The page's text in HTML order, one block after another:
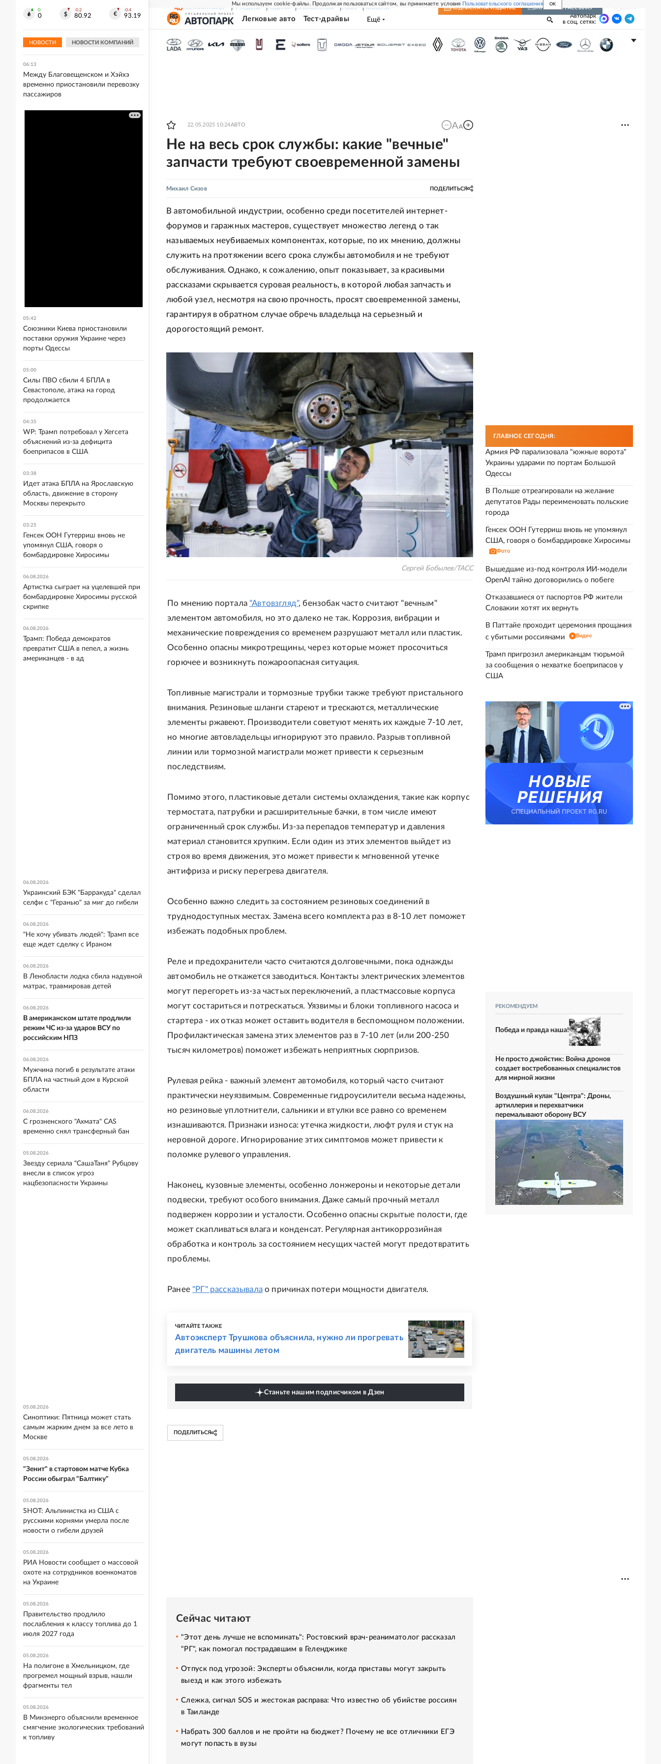
Мы используем cookie-файлы. Продолжая пользоваться сайтом, вы принимаете условия Пользовательского соглашения OK
СВЕЖИЙ НОМЕР РГ-НЕДЕЛЯ РОДИНА ПРИЛОЖЕНИЯ СОЮЗ НОВОСТИ ПОДПИСКА НА ИЗДАНИЕ ВКЛЮЧИТЬ РАССЫЛКУ
Легковые авто Тест-драйвы Ещё
Автопарк
в соц. сетях:
22.05.2025 10:24АВТО
Не на весь срок службы: какие "вечные"
запчасти требуют своевременной замены
Михаил Сизов ПОДЕЛИТЬСЯ
В автомобильной индустрии, особенно среди посетителей интернет-
форумов и гаражных мастеров, существует множество легенд о так
называемых неубиваемых компонентах, которые, по их мнению, должны
служить на протяжении всего срока службы автомобиля и не требуют
обслуживания. Однако, к сожалению, опыт показывает, за красивыми
рассказами скрывается суровая реальность, в которой любая запчасть и
любой узел, несмотря на свою прочность, просят своевременной замены,
гарантируя в обратном случае обречь владельца на серьезный и
дорогостоящий ремонт.
Сергей Бобылев/ТАСС
По мнению портала "Автовзгляд", бензобак часто считают "вечным"
элементом автомобиля, но это далеко не так. Коррозия, вибрации и
механические повреждения со временем разрушают металл или пластик.
Особенно опасны микротрещины, через которые может просочиться
горючее и возникнуть пожароопасная ситуация.
Топливные магистрали и тормозные трубки также требуют пристального
внимания. Резиновые шланги стареют и трескаются, металлические
элементы ржавеют. Производители советуют менять их каждые 7-10 лет,
но многие автовладельцы игнорируют это правило. Разрыв топливной
линии или тормозной магистрали может привести к серьезным
последствиям.
Помимо этого, пластиковые детали системы охлаждения, такие как корпус
термостата, патрубки и расширительные бачки, в том числе имеют
ограниченный срок службы. Из-за перепадов температур и давления
материал становится хрупким. Если один из этих элементов выйдет из
строя во время движения, это может привести к мгновенной утечке
антифриза и риску перегрева двигателя.
Особенно важно следить за состоянием резиновых соединений в
труднодоступных местах. Замена всего комплекта раз в 8-10 лет поможет
избежать подобных проблем.
Реле и предохранители часто считаются долговечными, пока однажды
автомобиль не откажется заводиться. Контакты электрических элементов
могут перегореть из-за частых переключений, а пластмассовые корпуса
могут состариться и потрескаться. Уязвимы и блоки топливного насоса и
стартера - их отказ может оставить водителя в беспомощном положении.
Профилактическая замена этих элементов раз в 7-10 лет (или 200-250
тысяч километров) поможет избежать неприятных сюрпризов.
Рулевая рейка - важный элемент автомобиля, который часто считают
практически неуязвимым. Современные гидроусилители весьма надежны,
но резиновые уплотнители, сальники и втулки все равно со временем
изнашиваются. Признаки износа: утечка жидкости, люфт руля и стук на
неровной дороге. Игнорирование этих симптомов может привести к
поломке рулевого управления.
Наконец, кузовные элементы, особенно лонжероны и некоторые детали
подвески, требуют особого внимания. Даже самый прочный металл
подвержен коррозии и усталости. Особенно опасны скрытые полости, где
может скапливаться влага и конденсат. Регулярная антикоррозийная
обработка и контроль за состоянием несущих частей могут предотвратить
проблемы.
Ранее "РГ" рассказывалао причинах потери мощности двигателя.
ЧИТАЙТЕ ТАКЖЕ
Автоэксперт Трушкова объяснила, нужно ли прогревать
двигатель машины летом
Станьте нашим подписчиком в Дзен
ПОДЕЛИТЬСЯ
Сейчас читают
"Этот день лучше не вспоминать": Ростовский врач-реаниматолог рассказал
"РГ", как помогал пострадавшим в Геленджике
Отпуск под угрозой: Эксперты объяснили, когда приставы могут закрыть
выезд и как этого избежать
Слежка, сигнал SOS и жестокая расправа: Что известно об убийстве россиян
в Таиланде
Набрать 300 баллов и не пройти на бюджет? Почему не все отличники ЕГЭ
могут попасть в вузы
ГЛАВНОЕ СЕГОДНЯ:
Армия РФ парализовала "южные ворота"
Украины ударами по портам Большой
Одессы
В Польше отреагировали на желание
депутатов Рады переименовать польские
города
Генсек ООН Гутерриш вновь не упомянул
США, говоря о бомбардировке Хиросимы
Фото
Вышедшие из-под контроля ИИ-модели
OpenAI тайно договорились о побеге
Отказавшиеся от паспортов РФ жители
Словакии хотят их вернуть
В Паттайе проходит церемония прощания
с убитыми россиянами
Видео
Трамп пригрозил американцам тюрьмой
за сообщения о нехватке боеприпасов у
США
РЕКОМЕНДУЕМ
Победа и правда наша!
Не просто джойстик: Война дронов
создает востребованных специалистов
для мирной жизни
Воздушный кулак "Центра": Дроны,
артиллерия и перехватчики
перемалывают оборону ВСУ
0
0
-0.2
80.92
-0.4
93.19
НОВОСТИ НОВОСТИ КОМПАНИЙ
06:32
миры Ивана Билибина"
06:13
Между Благовещенском и Хэйхэ
временно приостановили перевозку
пассажиров
05:42
Союзники Киева приостановили
поставки оружия Украине через
порты Одессы
05:00
Силы ПВО сбили 4 БПЛА в
Севастополе, атака на город
продолжается
04:35
WP: Трамп потребовал у Хегсета
объяснений из-за дефицита
боеприпасов в США
03:38
Идет атака БПЛА на Ярославскую
область, движение в сторону
Москвы перекрыто
03:25
Генсек ООН Гутерриш вновь не
упомянул США, говоря о
бомбардировке Хиросимы
06.08.2026
Артистка сыграет на уцелевшей при
бомбардировке Хиросимы русской
скрипке
06.08.2026
Трамп: Победа демократов
превратит США в пепел, а жизнь
американцев - в ад
06.08.2026
Украинский БЭК "Барракуда" сделал
селфи с "Геранью" за миг до гибели
06.08.2026
"Не хочу убивать людей": Трамп все
еще ждет сделку с Ираном
06.08.2026
В Ленобласти лодка сбила надувной
матрас, травмировав детей
06.08.2026
В американском штате продлили
режим ЧС из-за ударов ВСУ по
российским НПЗ
06.08.2026
Мужчина погиб в результате атаки
БПЛА на частный дом в Курской
области
06.08.2026
С грозненского "Ахмата" CAS
временно снял трансферный бан
05.08.2026
Звезду сериала "СашаТаня" Рубцову
внесли в список угроз
нацбезопасности Украины
05.08.2026
Синоптики: Пятница может стать
самым жарким днем за все лето в
Москве
05.08.2026
"Зенит" в стартовом матче Кубка
России обыграл "Балтику"
05.08.2026
SHOT: Альпинистка из США с
русскими корнями умерла после
новости о гибели друзей
05.08.2026
РИА Новости сообщает о массовой
охоте на сотрудников военкоматов
на Украине
05.08.2026
Правительство продлило
послабления к классу топлива до 1
июля 2027 года
05.08.2026
На полигоне в Хмельницком, где
прогремел мощный взрыв, нашли
фрагменты тел
05.08.2026
В Минэнерго объяснили временное
смягчение экологических требований
к топливу